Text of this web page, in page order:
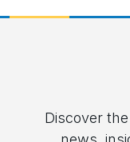
Discover